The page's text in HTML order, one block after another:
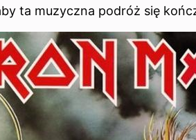
ta muzyczna podróż się